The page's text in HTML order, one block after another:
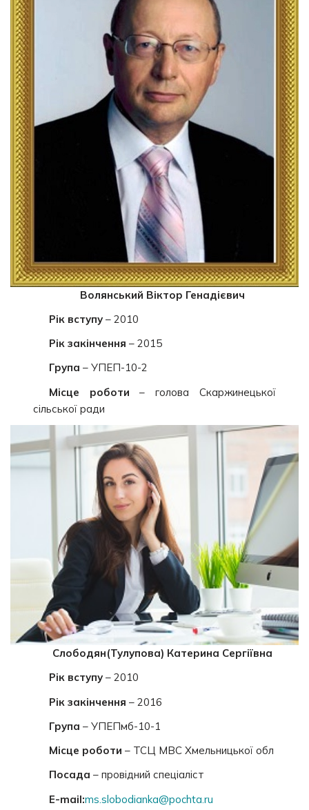
Волянський Віктор Генадієвич
Рік вступу– 2010
Рік закінчення – 2015
Група – УПЕП-10-2
Місце роботи – голова Скаржинецької
сільської ради
Слободян(Тулупова) Катерина Сергіївна
Рік вступу– 2010
Рік закінчення – 2016
Група – УПЕПмб-10-1
Місце роботи – ТСЦ МВС Хмельницької обл
Посада – провідний спеціаліст
E-mail:ms.slobodianka@pochta.ru